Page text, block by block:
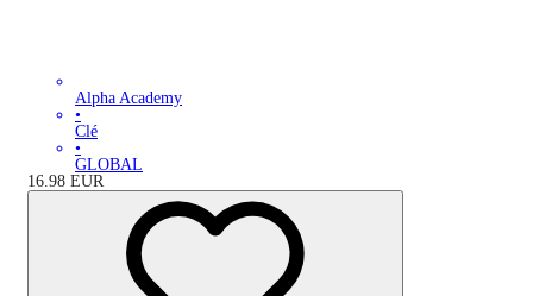
Alpha Academy
•
Clé
•
GLOBAL
16.98 EUR